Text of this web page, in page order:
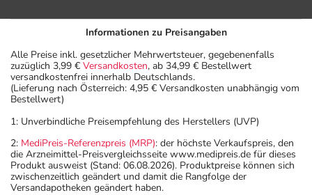
Informationen zu Preisangaben
Alle Preise inkl. gesetzlicher Mehrwertsteuer, gegebenenfalls
zuzüglich 3,99 € Versandkosten, ab 34,99 € Bestellwert
versandkostenfrei innerhalb Deutschlands.
(Lieferung nach Österreich: 4,95 € Versandkosten unabhängig vom
Bestellwert)
1: Unverbindliche Preisempfehlung des Herstellers (UVP)
2: MediPreis-Referenzpreis (MRP): der höchste Verkaufspreis, den
die Arzneimittel-Preisvergleichsseite www.medipreis.de für dieses
Produkt ausweist (Stand: 06.08.2026). Produktpreise können sich
zwischenzeitlich geändert und damit die Rangfolge der
Versandapotheken geändert haben.